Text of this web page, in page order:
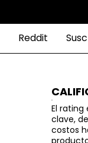
Reddit
El
clave,
costos